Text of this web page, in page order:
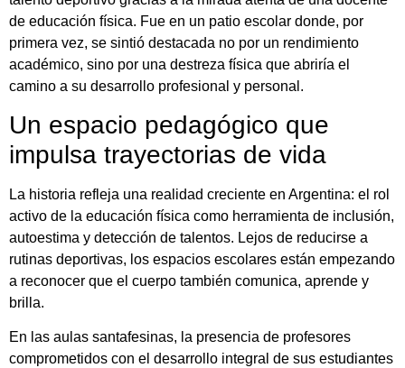
de educación física. Fue en un patio escolar donde, por
primera vez, se sintió destacada no por un rendimiento
académico, sino por una destreza física que abriría el
camino a su desarrollo profesional y personal.
Un espacio pedagógico que
impulsa trayectorias de vida
La historia refleja una realidad creciente en Argentina: el rol
activo de la educación física como herramienta de inclusión,
autoestima y detección de talentos. Lejos de reducirse a
rutinas deportivas, los espacios escolares están empezando
a reconocer que el cuerpo también comunica, aprende y
brilla.
En las aulas santafesinas, la presencia de profesores
comprometidos con el desarrollo integral de sus estudiantes